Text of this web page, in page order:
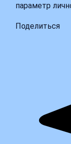
параметр
Поделиться